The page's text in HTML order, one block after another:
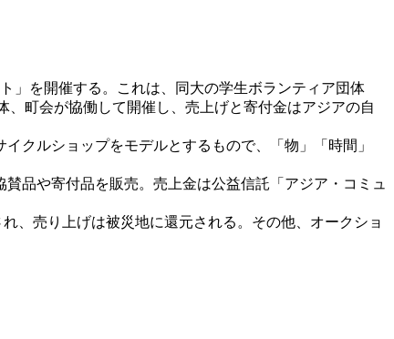
」を開催する。これは、同大の学生ボランティア団体
、町会が協働して開催し、売上げと寄付金はアジアの自
クルショップをモデルとするもので、「物」「時間」
品や寄付品を販売。売上金は公益信託「アジア・コミュ
、売り上げは被災地に還元される。その他、オークショ